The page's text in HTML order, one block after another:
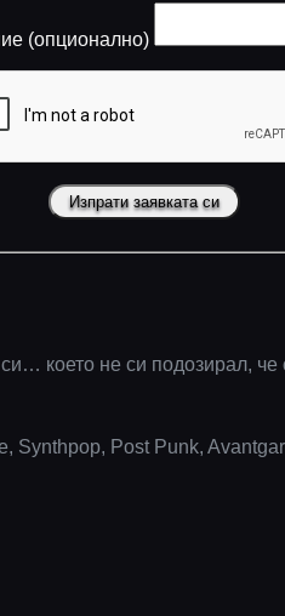
(опционално)
което не си подозирал, че
Synthpop, Post Punk,